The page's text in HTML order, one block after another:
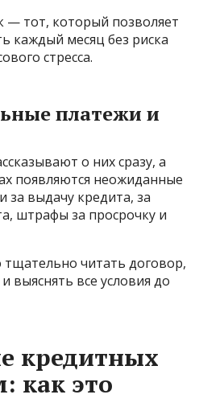
— тот, который позволяет
каждый месяц без риска
стресса.
платежи и
о них сразу, а
появляются неожиданные
за выдачу кредита, за
штрафы за просрочку и
читать договор,
выяснять все условия до
кредитных
как это